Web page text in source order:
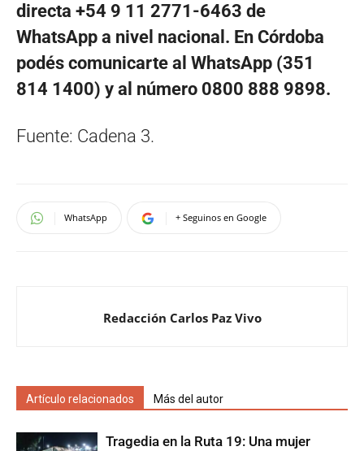
directa +54 9 11 2771-6463 de
WhatsApp a nivel nacional. En Córdoba
podés comunicarte al WhatsApp (351
814 1400) y al número 0800 888 9898.
Fuente: Cadena 3.
WhatsApp + Seguinos en Google
Redacción Carlos Paz Vivo
Artículo relacionados Más del autor
Tragedia en la Ruta 19: Una mujer